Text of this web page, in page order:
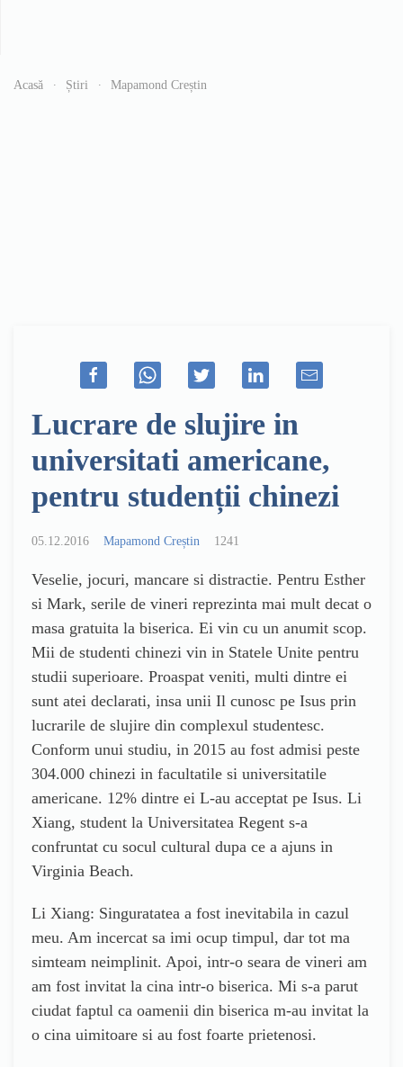
Acasă Știri Mapamond Creștin
Lucrare de slujire in
universitati americane,
pentru studenții chinezi
05.12.2016 Mapamond Creștin 1241
Veselie, jocuri, mancare si distractie. Pentru Esther
si Mark, serile de vineri reprezinta mai mult decat o
masa gratuita la biserica. Ei vin cu un anumit scop.
Mii de studenti chinezi vin in Statele Unite pentru
studii superioare. Proaspat veniti, multi dintre ei
sunt atei declarati, insa unii Il cunosc pe Isus prin
lucrarile de slujire din complexul studentesc.
Conform unui studiu, in 2015 au fost admisi peste
304.000 chinezi in facultatile si universitatile
americane. 12% dintre ei L-au acceptat pe Isus. Li
Xiang, student la Universitatea Regent s-a
confruntat cu socul cultural dupa ce a ajuns in
Virginia Beach.
Li Xiang: Singuratatea a fost inevitabila in cazul
meu. Am incercat sa imi ocup timpul, dar tot ma
simteam neimplinit. Apoi, intr-o seara de vineri am
am fost invitat la cina intr-o biserica. Mi s-a parut
ciudat faptul ca oamenii din biserica m-au invitat la
o cina uimitoare si au fost foarte prietenosi.